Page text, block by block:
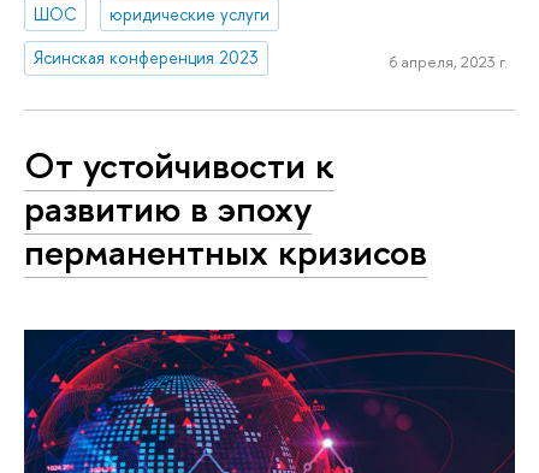
ШОС
юридические услуги
Ясинская конференция 2023
6 апреля, 2023 г.
От устойчивости к
развитию в эпоху
перманентных кризисов